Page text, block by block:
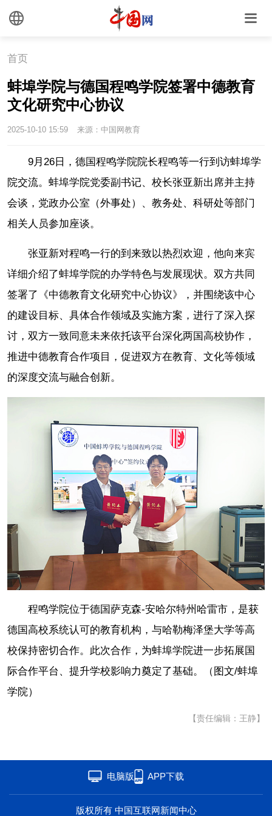
首页
蚌埠学院与德国程鸣学院签署中德教育
文化研究中心协议
2025-10-10 15:59 来源：中国网教育
9月26日，德国程鸣学院院长程鸣等一行到访蚌埠学
院交流。蚌埠学院党委副书记、校长张亚新出席并主持
会谈，党政办公室（外事处）、教务处、科研处等部门
相关人员参加座谈。
张亚新对程鸣一行的到来致以热烈欢迎，他向来宾
详细介绍了蚌埠学院的办学特色与发展现状。双方共同
签署了《中德教育文化研究中心协议》，并围绕该中心
的建设目标、具体合作领域及实施方案，进行了深入探
讨，双方一致同意未来依托该平台深化两国高校协作，
推进中德教育合作项目，促进双方在教育、文化等领域
的深度交流与融合创新。
程鸣学院位于德国萨克森-安哈尔特州哈雷市，是获
德国高校系统认可的教育机构，与哈勒梅泽堡大学等高
校保持密切合作。此次合作，为蚌埠学院进一步拓展国
际合作平台、提升学校影响力奠定了基础。（图文/蚌埠
学院）
【责任编辑：王静】
电脑版 APP下载
版权所有 中国互联网新闻中心